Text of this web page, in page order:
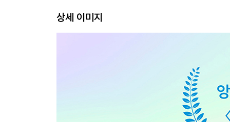
상세 이미지